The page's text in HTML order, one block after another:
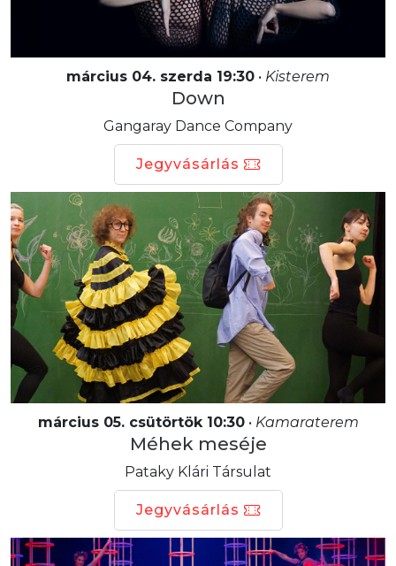
március 04. szerda 19:30 • Kisterem
Down
Gangaray Dance Company
Jegyvásárlás
március 05. csütörtök 10:30• Kamaraterem
Méhek meséje
Pataky Klári Társulat
Jegyvásárlás